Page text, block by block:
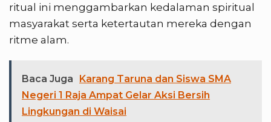
ritual ini menggambarkan kedalaman spiritual
masyarakat serta ketertautan mereka dengan
ritme alam.
Baca Juga
Karang Taruna dan Siswa SMA
Negeri 1 Raja Ampat Gelar Aksi Bersih
Lingkungan di Waisai